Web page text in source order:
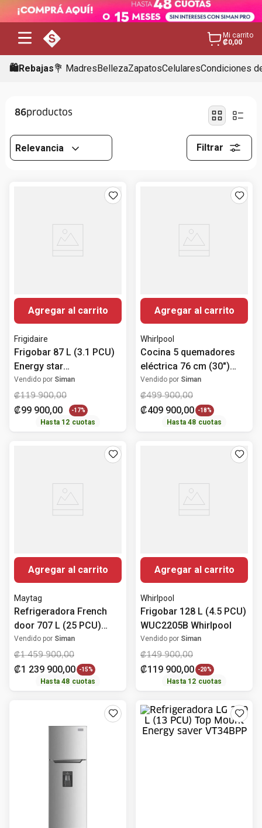
Mi carrito
₡0,00
🛍️Rebajas💐 MadresBellezaZapatosCelularesCondiciones
86
Relevancia Filtrar
Agregar al carrito
Frigidaire
Frigobar 87 L (3.1 PCU)
Energy star
FFPS3133UM Frigidaire
Vendido por Siman
₡119 900,00
₡99 900,00 -17%
Hasta 12 cuotas
Agregar al carrito
Whirlpool
Cocina 5 quemadores
eléctrica 76 cm (30")
LWFRE2450D Whirlpool
Vendido por Siman
₡499 900,00
₡409 900,00 -18%
Hasta48 cuotas
Agregar al carrito
Maytag
Refrigeradora French
door 707 L (25 PCU)
Energy star MFI2570FEZ
Maytag
Vendido por Siman
₡1 459 900,00
₡1 239 900,00 -15%
Hasta48 cuotas
Agregar al carrito
Whirlpool
Frigobar 128 L (4.5 PCU)
WUC2205B Whirlpool
Vendido por Siman
₡149 900,00
₡119 900,00 -20%
Hasta 12 cuotas